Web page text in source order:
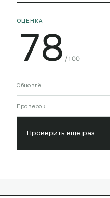
ОЦЕНКА
78 /100
Обновлён
Проверок
Проверить ещё раз